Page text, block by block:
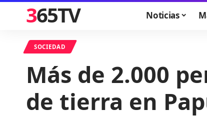
365TV Noticias
SOCIEDAD
Más de 2.000
de tierra en